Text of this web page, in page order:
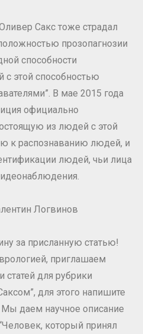
Сакс тоже страдал
прозопагнозии
способности
этой способностью
В мае 2015 года
официально
из людей с этой
к распознаванию людей, и
людей, чьи лица
Логвинов
за присланную статью!
приглашаем
статей для рубрики
для этого напишите
даем научное описание
который принял